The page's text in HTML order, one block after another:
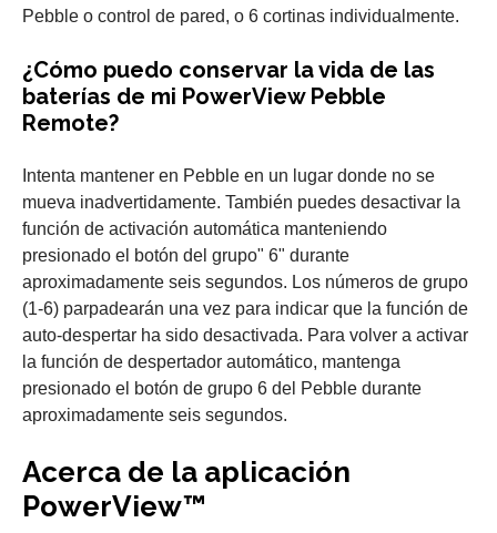
Pebble o control de pared, o 6 cortinas individualmente.
¿Cómo puedo conservar la vida de las
baterías de mi PowerView Pebble
Remote?
Intenta mantener en Pebble en un lugar donde no se
mueva inadvertidamente. También puedes desactivar la
función de activación automática manteniendo
presionado el botón del grupo" 6" durante
aproximadamente seis segundos. Los números de grupo
(1-6) parpadearán una vez para indicar que la función de
auto-despertar ha sido desactivada. Para volver a activar
la función de despertador automático, mantenga
presionado el botón de grupo 6 del Pebble durante
aproximadamente seis segundos.
Acerca de la aplicación
PowerView™